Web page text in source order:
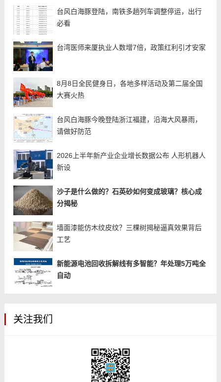
台风白海豚登陆，南铁多趟列车调整停运，出行
必看
台湾医师来厦执业人数增7倍，政策红利引才安家
8月8日全民健身日，各地多样活动及第二届全国
大赛火热
台风白海豚今晚登陆浙江福建，沿海大风暴雨，
请做好防范
2026上半年新产业企业增长数据公布 人形机器人
新设
沙子是什么做的？石英砂如何变成玻璃？核心成
分揭秘
墙面漆能仿木纹皮纹？三棵树揭秘逼真效果背后
工艺
新能源电池回收拆解线有多智能？年处理5万吨全
自动
关注我们